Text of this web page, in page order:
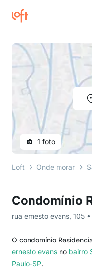
Condomínio
rua ernesto evans, 105
O condomínio
ernesto evans no bairro
Paulo-SP.
1 foto
Loft Onde morar